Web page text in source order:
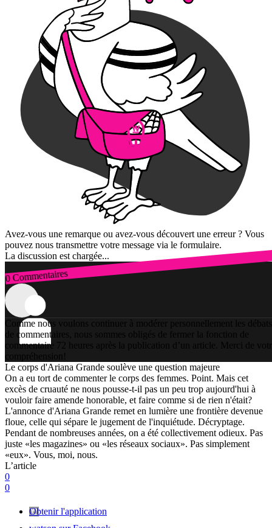
Avez-vous une remarque ou avez-vous découvert une erreur ? Vous
pouvez nous transmettre votre message via le formulaire.
La discussion est chargée...
0 Commentaires
Connexion
Comme nous voulons continuer à modérer personnellement les débats
de commentaires, nous sommes obligés de fermer la fonction de
commentaire 72 heures après la publication d’un article. Merci de
compréhension!
Le corps d'Ariana Grande soulève une question majeure
On a eu tort de commenter le corps des femmes. Point. Mais cet
excès de cruauté ne nous pousse-t-il pas un peu trop aujourd'hui à
vouloir faire amende honorable, et faire comme si de rien n'était?
L'annonce d'Ariana Grande remet en lumière une frontière devenue
floue, celle qui sépare le jugement de l'inquiétude. Décryptage.
Pendant de nombreuses années, on a été collectivement odieux. Pas
juste «les magazines» ou «les réseaux sociaux». Pas simplement
«eux». Vous, moi, nous.
L’article
0
0
Obtenir l'application